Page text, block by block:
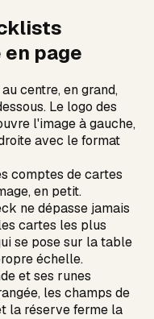
page
centre, en grand,
Le logo des
l'image à gauche,
avec le format
comptes de cartes
en petit.
ne dépasse jamais
cartes les plus
se pose sur la table
échelle.
et ses runes
les champs de
la réserve ferme la